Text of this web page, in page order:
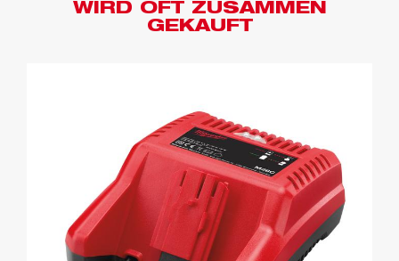
WIRD OFT ZUSAMMEN
GEKAUFT